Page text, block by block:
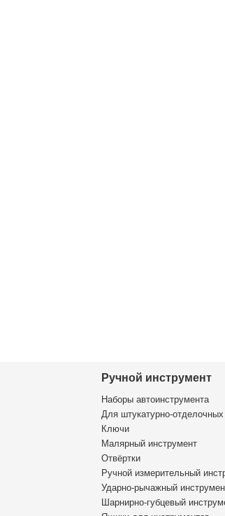
Ручной инструмент
Наборы автоинструмента
Для штукатурно-отделочных
Ключи
Малярный инструмент
Отвёртки
Ручной измерительный
Ударно-рычажный
Шарнирно-губцевый